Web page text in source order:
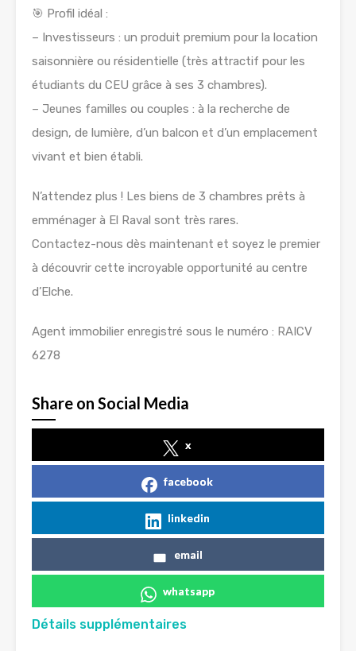
🎯 Profil idéal :
– Investisseurs : un produit premium pour la location
saisonnière ou résidentielle (très attractif pour les
étudiants du CEU grâce à ses 3 chambres).
– Jeunes familles ou couples : à la recherche de
design, de lumière, d’un balcon et d’un emplacement
vivant et bien établi.
N’attendez plus ! Les biens de 3 chambres prêts à
emménager à El Raval sont très rares.
Contactez-nous dès maintenant et soyez le premier
à découvrir cette incroyable opportunité au centre
d’Elche.
Agent immobilier enregistré sous le numéro : RAICV
6278
Share on Social Media
x
facebook
linkedin
email
whatsapp
Détails supplémentaires